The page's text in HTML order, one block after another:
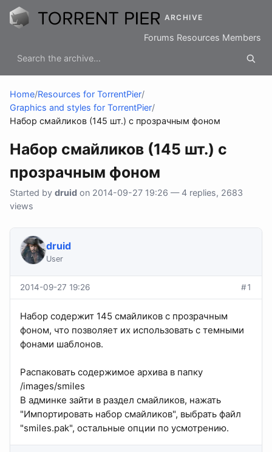
ARCHIVE
Forums Resources Members
Home/Resources for TorrentPier/
Graphics and styles for TorrentPier/
Набор смайликов (145 шт.) с прозрачным фоном
Набор смайликов (145 шт.) с
прозрачным фоном
Started by druid on 2014-09-27 19:26 — 4 replies, 2683
views
druid
User
2014-09-27 19:26 #1
Набор содержит 145 смайликов с прозрачным
фоном, что позволяет их использовать с темными
фонами шаблонов.
Распаковать содержимое архива в папку
/images/smiles
В админке зайти в раздел смайликов, нажать
"Импортировать набор смайликов", выбрать файл
"smiles.pak", остальные опции по усмотрению.